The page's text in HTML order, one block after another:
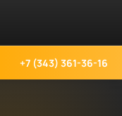
+7 (343) 361-36-16